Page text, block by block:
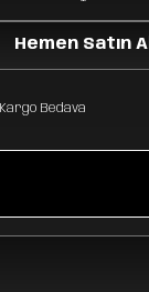
Hemen Satın Al
Kargo Bedava